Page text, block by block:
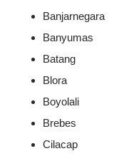
Banjarnegara
Banyumas
Batang
Blora
Boyolali
Brebes
Cilacap